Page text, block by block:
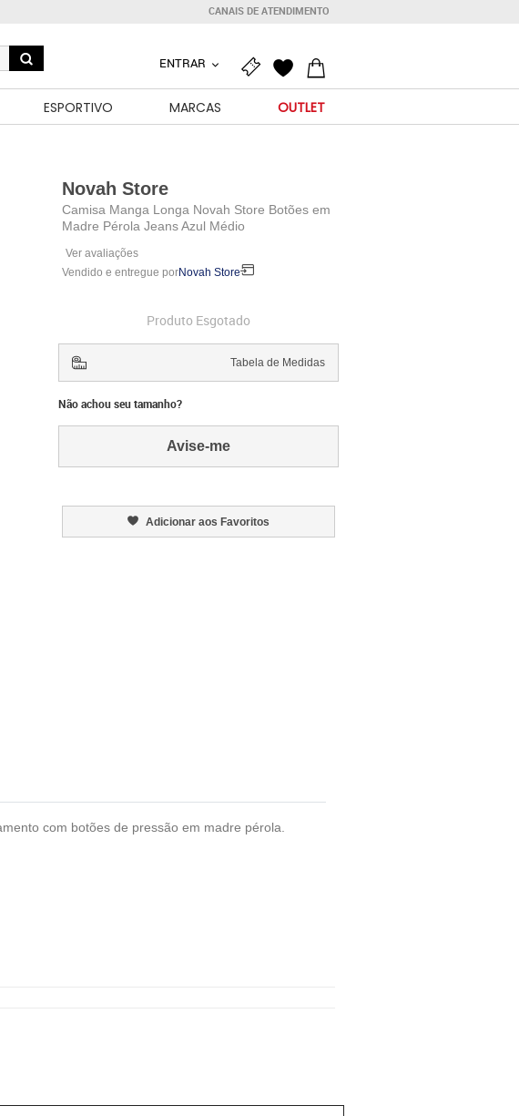
CANAIS DE ATENDIMENTO
ENTRAR
ESPORTIVO MARCAS OUTLET
Novah Store
Camisa Manga Longa Novah Store Botões em
Madre Pérola Jeans Azul Médio
Ver avaliações
Vendido e entregue porNovah Store
Ltda.
Produto Esgotado
Tabela de Medidas
Não achou seu tamanho?
Avise-me
Adicionar aos Favoritos
com botões de pressão em madre pérola.